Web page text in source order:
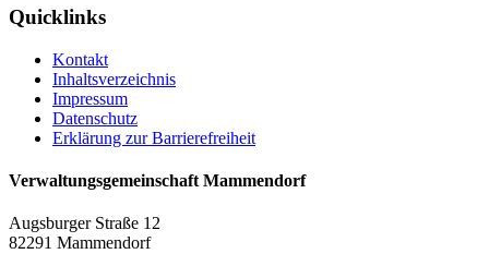
Quicklinks
Kontakt
Inhaltsverzeichnis
Impressum
Datenschutz
Erklärung zur Barrierefreiheit
Verwaltungsgemeinschaft Mammendorf
Augsburger Straße 12
82291 Mammendorf